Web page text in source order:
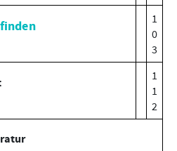
1
0
3
1
1
2